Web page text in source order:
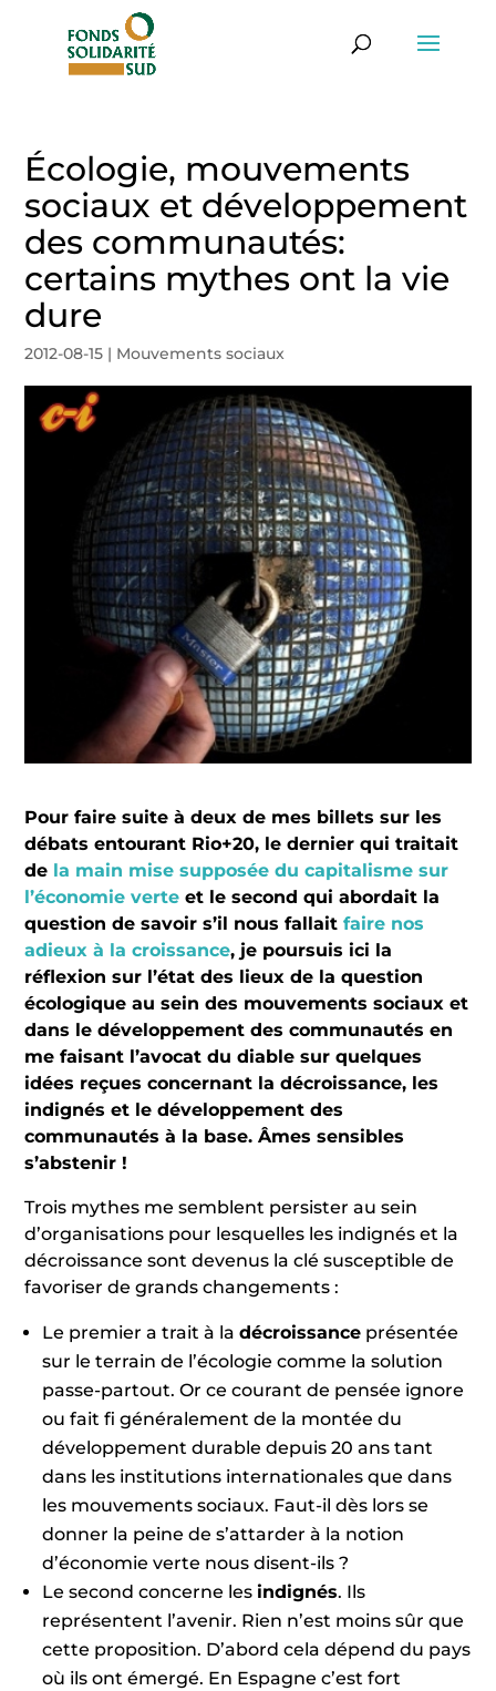
Écologie, mouvements
sociaux et développement
des communautés:
certains mythes ont la vie
dure
2012-08-15 | Mouvements sociaux
Pour faire suite à deux de mes billets sur les
débats entourant Rio+20, le dernier qui traitait
de la main mise supposée du capitalisme sur
l’économie verte et le second qui abordait la
question de savoir s’il nous fallaitfaire nos
adieux à la croissance, je poursuis ici la
réflexion sur l’état des lieux de la question
écologique au sein des mouvements sociaux et
dans le développement des communautés en
me faisant l’avocat du diable sur quelques
idées reçues concernant la décroissance, les
indignés et le développement des
communautés à la base. Âmes sensibles
s’abstenir !
Trois mythes me semblent persister au sein
d’organisations pour lesquelles les indignés et la
décroissance sont devenus la clé susceptible de
favoriser de grands changements :
Le premier a trait à ladécroissance présentée
sur le terrain de l’écologie comme la solution
passe-partout. Or ce courant de pensée ignore
ou fait fi généralement de la montée du
développement durable depuis 20 ans tant
dans les institutions internationales que dans
les mouvements sociaux. Faut-il dès lors se
donner la peine de s’attarder à la notion
d’économie verte nous disent-ils ?
Le second concerne les indignés. Ils
représentent l’avenir. Rien n’est moins sûr que
cette proposition. D’abord cela dépend du pays
où ils ont émergé. En Espagne c’est fort